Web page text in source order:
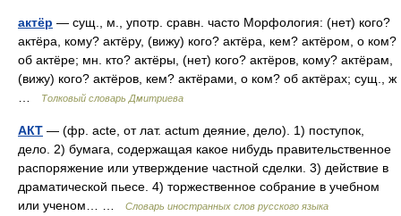
актёр — сущ., м., употр. сравн. часто Морфология: (нет) кого?
актёра, кому? актёру, (вижу) кого? актёра, кем? актёром, о ком?
об актёре; мн. кто? актёры, (нет) кого? актёров, кому? актёрам,
(вижу) кого? актёров, кем? актёрами, о ком? об актёрах; сущ., ж
Толковый словарь Дмитриева
АКТ — (фр. acte, от лат. actum деяние, дело). 1) поступок,
дело. 2) бумага, содержащая какое нибудь правительственное
распоряжение или утверждение частной сделки. 3) действие в
драматической пьесе. 4) торжественное собрание в учебном
или ученом… …
Словарь иностранных слов русского языка